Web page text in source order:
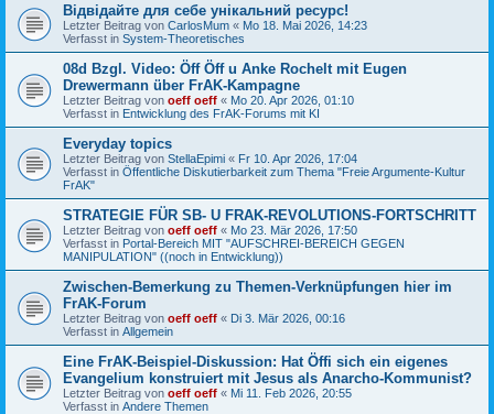
Відвідайте для себе унікальний ресурс!
Letzter Beitrag von CarlosMum « Mo 18. Mai 2026, 14:23
Verfasst in System-Theoretisches
08d Bzgl. Video: Öff Öff u Anke Rochelt mit Eugen
Drewermann über FrAK-Kampagne
Letzter Beitrag von oeff oeff « Mo 20. Apr 2026, 01:10
Verfasst in Entwicklung des FrAK-Forums mit KI
Everyday topics
Letzter Beitrag von StellaEpimi « Fr 10. Apr 2026, 17:04
Verfasst in Öffentliche Diskutierbarkeit zum Thema "Freie Argumente-Kultur
FrAK"
STRATEGIE FÜR SB- U FRAK-REVOLUTIONS-FORTSCHRITT
Letzter Beitrag von oeff oeff « Mo 23. Mär 2026, 17:50
Verfasst in Portal-Bereich MIT "AUFSCHREI-BEREICH GEGEN
MANIPULATION" ((noch in Entwicklung))
Zwischen-Bemerkung zu Themen-Verknüpfungen hier im
FrAK-Forum
Letzter Beitrag von oeff oeff « Di 3. Mär 2026, 00:16
Verfasst in Allgemein
Eine FrAK-Beispiel-Diskussion: Hat Öffi sich ein eigenes
Evangelium konstruiert mit Jesus als Anarcho-Kommunist?
Letzter Beitrag von oeff oeff « Mi 11. Feb 2026, 20:55
Verfasst in Andere Themen